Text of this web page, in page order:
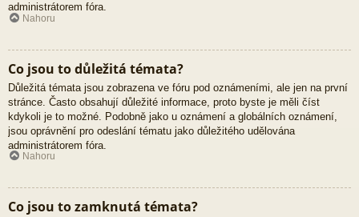
administrátorem fóra.
Nahoru
Co jsou to důležitá témata?
Důležitá témata jsou zobrazena ve fóru pod oznámeními, ale jen na první
stránce. Často obsahují důležité informace, proto byste je měli číst
kdykoli je to možné. Podobně jako u oznámení a globálních oznámení,
jsou oprávnění pro odeslání tématu jako důležitého udělována
administrátorem fóra.
Nahoru
Co jsou to zamknutá témata?